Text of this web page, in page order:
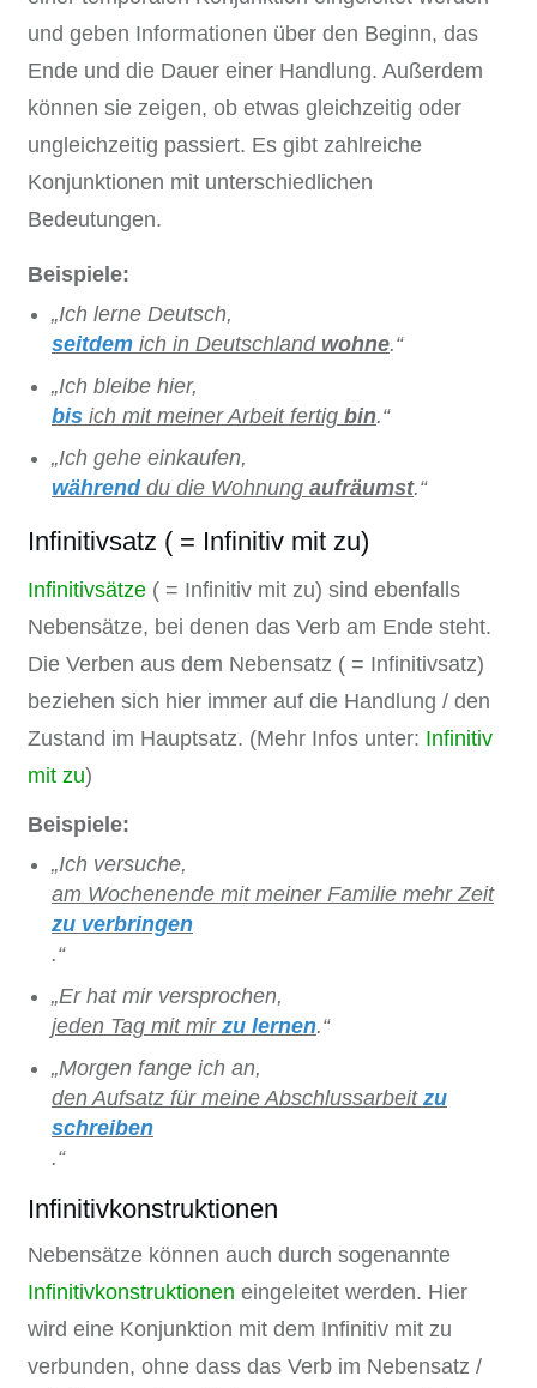
und geben Informationen über den Beginn, das
Ende und die Dauer einer Handlung. Außerdem
können sie zeigen, ob etwas gleichzeitig oder
ungleichzeitig passiert. Es gibt zahlreiche
Konjunktionen mit unterschiedlichen
Bedeutungen.
Beispiele:
„Ich lerne Deutsch,
seitdem ich in Deutschland wohne.“
„Ich bleibe hier,
bis ich mit meiner Arbeit fertig bin.“
„Ich gehe einkaufen,
während du die Wohnung aufräumst.“
Infinitivsatz ( = Infinitiv mit zu)
Infinitivsätze ( = Infinitiv mit zu) sind ebenfalls
Nebensätze, bei denen das Verb am Ende steht.
Die Verben aus dem Nebensatz ( = Infinitivsatz)
beziehen sich hier immer auf die Handlung / den
Zustand im Hauptsatz. (Mehr Infos unter: Infinitiv
mit zu)
Beispiele:
„Ich versuche,
am Wochenende mit meiner Familie mehr Zeit
zu verbringen
.“
„Er hat mir versprochen,
jeden Tag mit mir zu lernen.“
„Morgen fange ich an,
den Aufsatz für meine Abschlussarbeit zu
schreiben
.“
Infinitivkonstruktionen
Nebensätze können auch durch sogenannte
Infinitivkonstruktionen eingeleitet werden. Hier
wird eine Konjunktion mit dem Infinitiv mit zu
verbunden, ohne dass das Verb im Nebensatz /